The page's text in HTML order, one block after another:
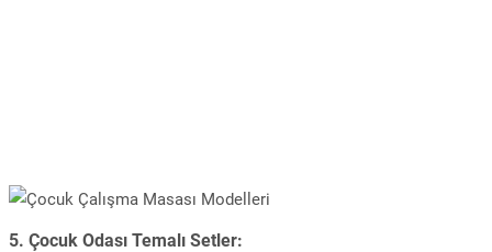
5. Çocuk Odası Temalı Setler: